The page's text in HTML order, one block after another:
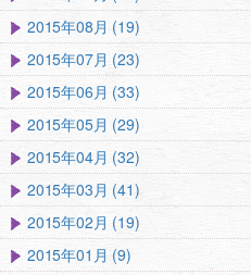
2015年08月 (19)
2015年07月 (23)
2015年06月 (33)
2015年05月 (29)
2015年04月 (32)
2015年03月 (41)
2015年02月 (19)
2015年01月 (9)